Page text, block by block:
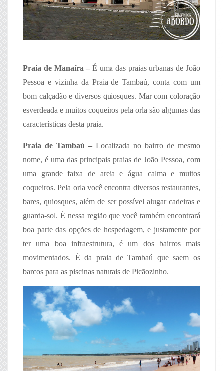
Praia de Manaíra – É uma das praias urbanas de João
Pessoa e vizinha da Praia de Tambaú, conta com um
bom calçadão e diversos quiosques. Mar com coloração
esverdeada e muitos coqueiros pela orla são algumas das
características desta praia.
Praia de Tambaú – Localizada no bairro de mesmo
nome, é uma das principais praias de João Pessoa, com
uma grande faixa de areia e água calma e muitos
coqueiros. Pela orla você encontra diversos restaurantes,
bares, quiosques, além de ser possível alugar cadeiras e
guarda-sol. É nessa região que você também encontrará
boa parte das opções de hospedagem, e justamente por
ter uma boa infraestrutura, é um dos bairros mais
movimentados. É da praia de Tambaú que saem os
barcos para as piscinas naturais de Picãozinho.